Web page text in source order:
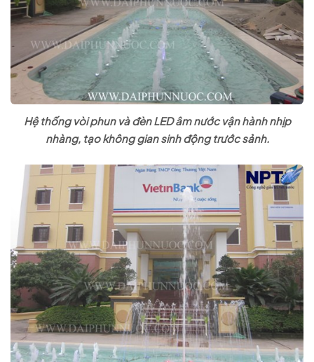
Hệ thống vòi phun và đèn LED âm nước vận hành nhịp
nhàng, tạo không gian sinh động trước sảnh.